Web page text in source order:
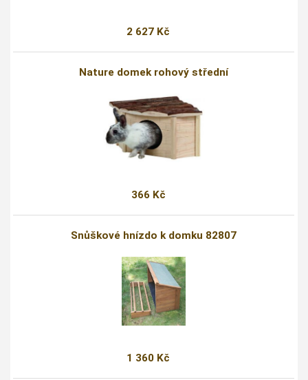
2 627 Kč
Nature domek rohový střední
366 Kč
Snůškové hnízdo k domku 82807
1 360 Kč